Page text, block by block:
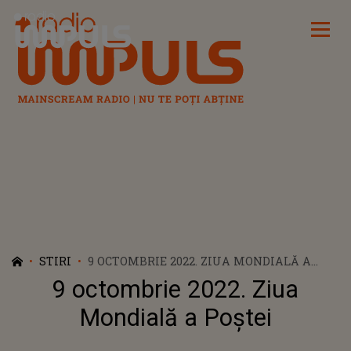
Radio Impuls
STIRI
9 OCTOMBRIE 2022. ZIUA MONDIALĂ A
POȘTEI
9 octombrie 2022. Ziua
Mondială a Poștei